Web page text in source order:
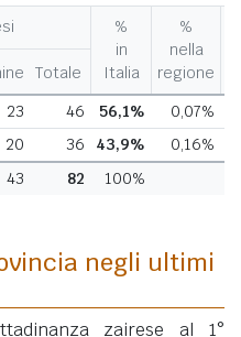
%
in
Italia
%
nella
regione
Totale
23 46 56,1% 0,07%
20 36 43,9% 0,16%
43 82 100%
negli ultimi
zairese al 1°